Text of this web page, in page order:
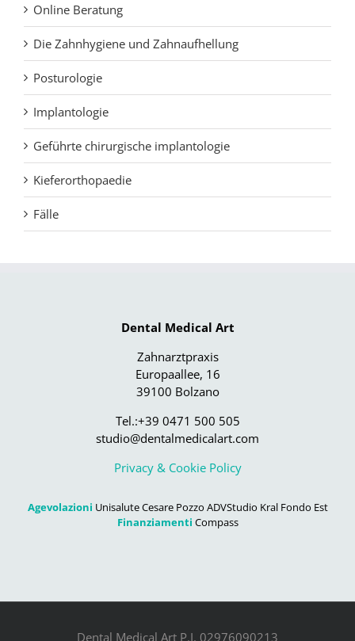
Online Beratung
Die Zahnhygiene und Zahnaufhellung
Posturologie
Implantologie
Geführte chirurgische implantologie
Kieferorthopaedie
Fälle
Dental Medical Art
Zahnarztpraxis
Europaallee, 16
39100 Bolzano
Tel.:+39 0471 500 505
studio@dentalmedicalart.com
Privacy & Cookie Policy
Agevolazioni Unisalute Cesare Pozzo ADVStudio Kral Fondo Est
Finanziamenti Compass
Dental Medical Art P.I. 02976090213